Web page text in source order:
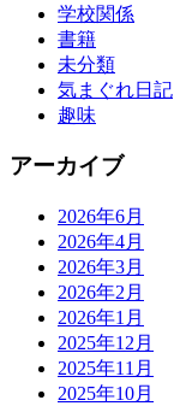
学校関係
書籍
未分類
気まぐれ日記
趣味
アーカイブ
2026年6月
2026年4月
2026年3月
2026年2月
2026年1月
2025年12月
2025年11月
2025年10月